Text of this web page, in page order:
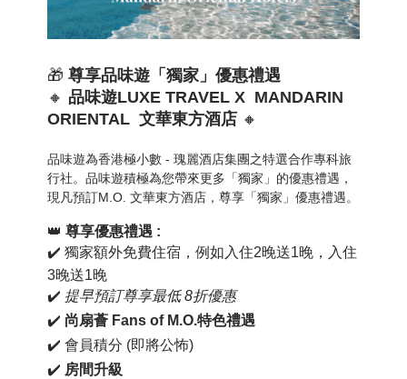
🎁尊享品味遊「獨家」優惠禮遇
🔸 品味遊LUXE TRAVEL X MANDARIN
ORIENTAL 文華東方酒店 🔸
品味遊為香港極小數 - 瑰麗酒店集團之特選合作專科旅
行社。品味遊積極為您帶來更多「獨家」的優惠禮遇，
現凡預訂M.O. 文華東方酒店，尊享「獨家」優惠禮遇。
👑尊享優惠禮遇 :
✔️獨家額外免費住宿，例如入住2晚送1晚，入住
3晚送1晚
✔️ 提早預訂尊享最低 8折優惠
✔️ 尚扇薈 Fans of M.O.特色禮遇
✔️會員積分 (即將公怖)
✔️ 房間升級